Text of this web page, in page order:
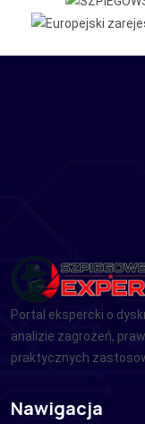
Portal ekspercki o
analizie zagrożeń,
praktycznych
Nawigacja